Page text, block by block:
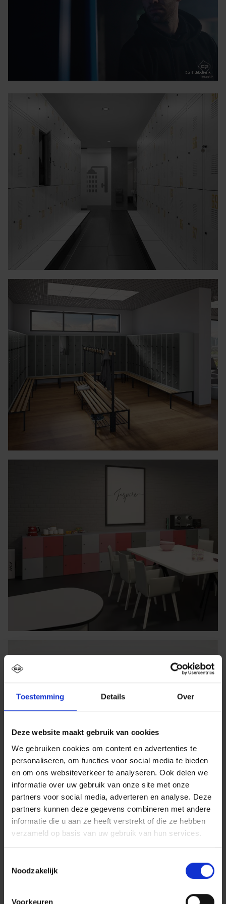
Toestemming Details Over
Deze website maakt gebruik van cookies
We gebruiken cookies om content en advertenties te
personaliseren, om functies voor social media te bieden
en om ons websiteverkeer te analyseren. Ook delen we
informatie over uw gebruik van onze site met onze
partners voor social media, adverteren en analyse. Deze
partners kunnen deze gegevens combineren met andere
informatie die u aan ze heeft verstrekt of die ze hebben
verzameld op basis van uw gebruik van hun services.
Noodzakelijk
Voorkeuren
perfectie tot in het kleinste